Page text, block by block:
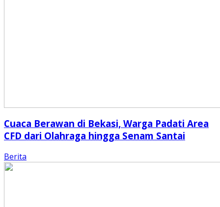
Cuaca Berawan di Bekasi, Warga Padati Area
CFD dari Olahraga hingga Senam Santai
Berita